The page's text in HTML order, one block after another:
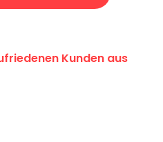
Kunden aus